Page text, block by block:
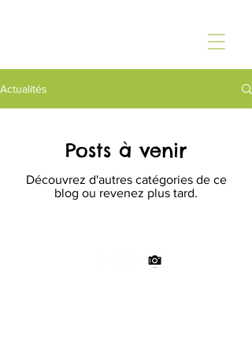
Actualités
Posts à venir
Découvrez d'autres catégories de ce
blog ou revenez plus tard.